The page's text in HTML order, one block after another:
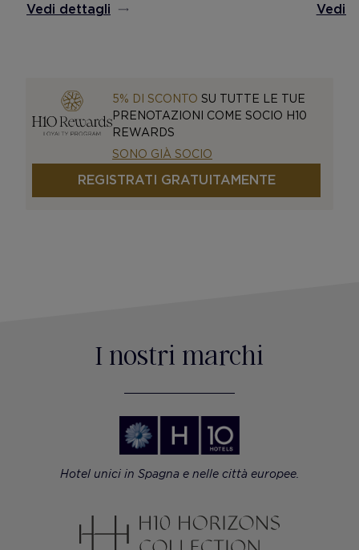
Vedi dettagli Vedi
5% DI SCONTO SU TUTTE LE TUE
PRENOTAZIONI COME SOCIO H10
REWARDS
SONO GIÀ SOCIO
REGISTRATI GRATUITAMENTE
I nostri marchi
Hotel unici in Spagna e nelle città europee.